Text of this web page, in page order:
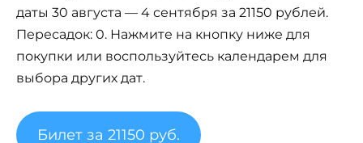
даты 30 августа — 4 сентября за 21150 рублей.
Пересадок: 0. Нажмите на кнопку ниже для
покупки или воспользуйтесь календарем для
выбора других дат.
Билет за 21150 руб.